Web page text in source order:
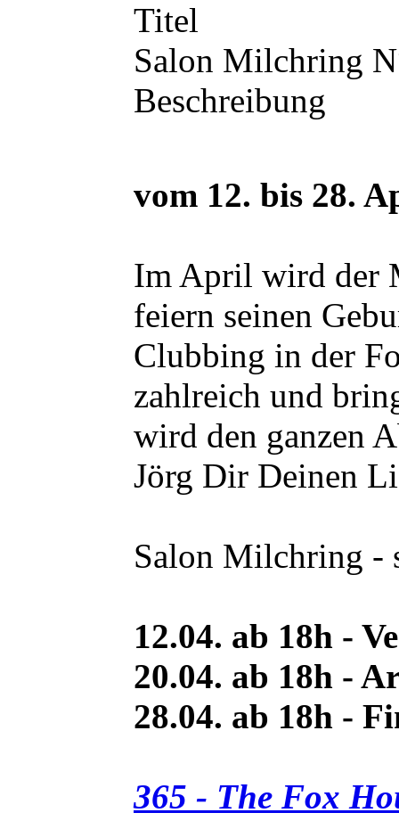
Titel
Salon Milchring
Beschreibung
vom 12. bis 28.
Im April wird der
feiern seinen
Clubbing in der
zahlreich und
wird den ganzen
Jörg Dir Deinen
Salon Milchring -
12.04. ab 18h -
20.04. ab 18h -
28.04. ab 18h -
365 - The Fox